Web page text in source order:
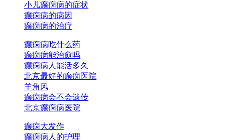
小儿癫痫病的症状
癫痫病的病因
癫痫病的治疗
癫痫病吃什么药
癫痫病能治愈吗
癫痫病人能活多久
北京最好的癫痫医院
羊角风
癫痫病会不会遗传
北京癫痫病医院
癫痫大发作
癫痫病人的护理